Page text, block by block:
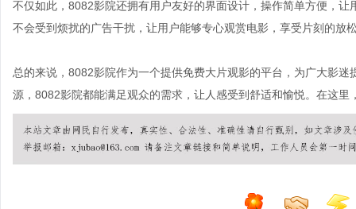
不仅如此，8082影院还拥有用户友好的界面设计，操作简单方便，
不会受到烦扰的广告干扰，让用户能够专心观赏电影，享受片刻的放
总的来说，8082影院作为一个提供免费大片观影的平台，为广大影
源，8082影院都能满足观众的需求，让人感受到舒适和愉悦。在这